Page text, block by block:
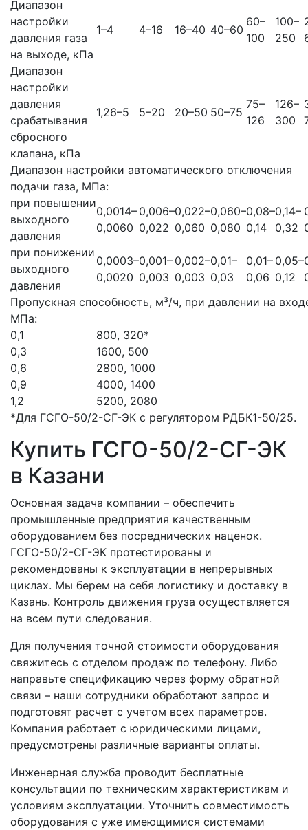
Диапазон
настройки
давления газа
на выходе, кПа
1–4 4–16 16–40 40–60
60–
100
100–
250
Диапазон
настройки
давления
срабатывания
сбросного
клапана, кПа
1,26–5 5–20 20–50 50–75
75–
126
126–
300
Диапазон настройки автоматического отключения
подачи газа, МПа:
при повышении
выходного
давления
0,0014–
0,0060
0,006–
0,022
0,022–
0,060
0,060–
0,080
0,08–
0,14
0,14–
0,32
при понижении
выходного
давления
0,0003–
0,0020
0,001–
0,003
0,002–
0,003
0,01–
0,03
0,01–
0,06
0,05–
0,12
Пропускная способность, м³/ч, при давлении на
МПа:
0,1
800, 320*
0,3
1600, 500
0,6
2800, 1000
0,9
4000, 1400
1,2
5200, 2080
*Для ГСГО-50/2-СГ-ЭК с регулятором РДБК1-50/25.
Купить ГСГО-50/2-СГ-ЭК
в Казани
Основная задача компании – обеспечить
промышленные предприятия качественным
оборудованием без посреднических наценок.
ГСГО-50/2-СГ-ЭК протестированы и
рекомендованы к эксплуатации в непрерывных
циклах. Мы берем на себя логистику и доставку в
Казань. Контроль движения груза осуществляется
на всем пути следования.
Для получения точной стоимости оборудования
свяжитесь с отделом продаж по телефону. Либо
направьте спецификацию через форму обратной
связи – наши сотрудники обработают запрос и
подготовят расчет с учетом всех параметров.
Компания работает с юридическими лицами,
предусмотрены различные варианты оплаты.
Инженерная служба проводит бесплатные
консультации по техническим характеристикам и
условиям эксплуатации. Уточнить совместимость
оборудования с уже имеющимися системами